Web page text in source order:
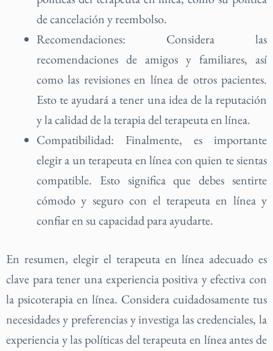
de cancelación y reembolso.
Recomendaciones: Considera las
recomendaciones de amigos y familiares, así
como las revisiones en línea de otros pacientes.
Esto te ayudará a tener una idea de la reputación
y la calidad de la terapia del terapeuta en línea.
Compatibilidad: Finalmente, es importante
elegir a un terapeuta en línea con quien te sientas
compatible. Esto significa que debes sentirte
cómodo y seguro con el terapeuta en línea y
confiar en su capacidad para ayudarte.
En resumen, elegir el terapeuta en línea adecuado es
clave para tener una experiencia positiva y efectiva con
la psicoterapia en línea. Considera cuidadosamente tus
necesidades y preferencias y investiga las credenciales, la
experiencia y las políticas del terapeuta en línea antes de